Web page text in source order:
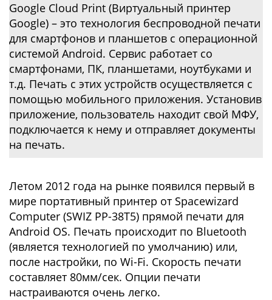
Google Cloud Print (Виртуальный принтер
Google) – это технология беспроводной печати
для смартфонов и планшетов с операционной
системой Android. Сервис работает со
смартфонами, ПК, планшетами, ноутбуками и
т.д. Печать с этих устройств осуществляется с
помощью мобильного приложения. Установив
приложение, пользователь находит свой МФУ,
подключается к нему и отправляет документы
на печать.
Летом 2012 года на рынке появился первый в
мире портативный принтер от Spacewizard
Computer (SWIZ PP-38T5) прямой печати для
Android OS. Печать происходит по Bluetooth
(является технологией по умолчанию) или,
после настройки, по Wi-Fi. Скорость печати
составляет 80мм/сек. Опции печати
настраиваются очень легко.